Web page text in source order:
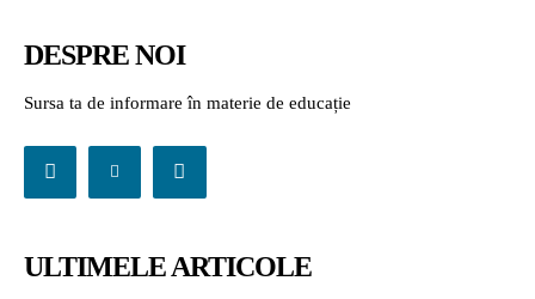
DESPRE NOI
Sursa ta de informare în materie de educație
ULTIMELE ARTICOLE